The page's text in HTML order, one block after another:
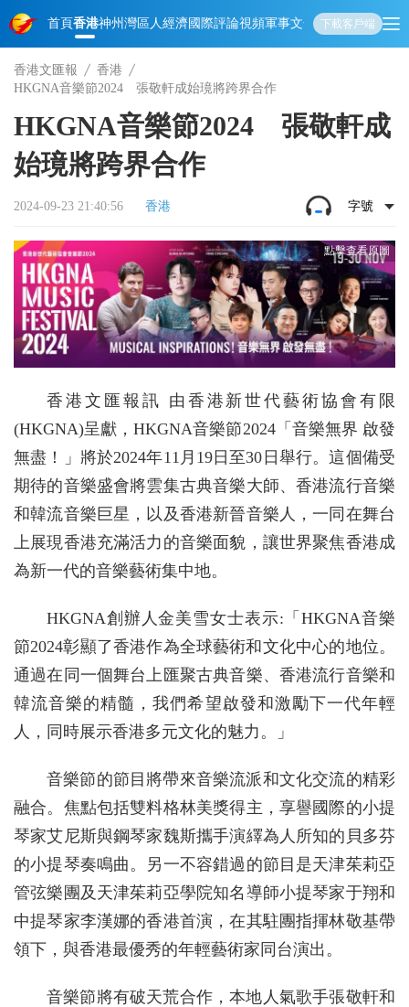
首頁香港神州 灣區人經濟國際評論視頻軍事文化 娛樂生活教育體
下載客戶端
香港文匯報
香港
HKGNA音樂節2024 張敬軒成始璄將跨界合作
HKGNA音樂節2024 張敬軒成
始璄將跨界合作
2024-09-23 21:40:56 香港 字號
香港文匯報訊 由香港新世代藝術協會有限
(HKGNA)呈獻，HKGNA音樂節2024「音樂無界 啟發
無盡！」將於2024年11月19日至30日舉行。這個備受
期待的音樂盛會將雲集古典音樂大師、香港流行音樂
和韓流音樂巨星，以及香港新晉音樂人，一同在舞台
上展現香港充滿活力的音樂面貌，讓世界聚焦香港成
為新一代的音樂藝術集中地。
HKGNA創辦人金美雪女士表示:「HKGNA音樂
節2024彰顯了香港作為全球藝術和文化中心的地位。
通過在同一個舞台上匯聚古典音樂、香港流行音樂和
韓流音樂的精髓，我們希望啟發和激勵下一代年輕
人，同時展示香港多元文化的魅力。」
音樂節的節目將帶來音樂流派和文化交流的精彩
融合。焦點包括雙料格林美獎得主，享譽國際的小提
琴家艾尼斯與鋼琴家魏斯攜手演繹為人所知的貝多芬
的小提琴奏鳴曲。另一不容錯過的節目是天津茱莉亞
管弦樂團及天津茱莉亞學院知名導師小提琴家于翔和
中提琴家李漢娜的香港首演，在其駐團指揮林敬基帶
領下，與香港最優秀的年輕藝術家同台演出。
音樂節將有破天荒合作，本地人氣歌手張敬軒和